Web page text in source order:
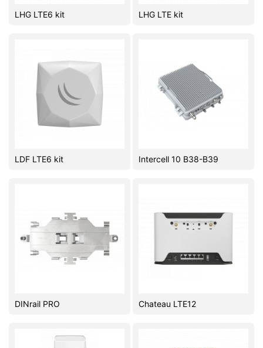
Комплектующие ПК
LHG LTE6 kit LHG LTE kit
LDF LTE6 kit Intercell 10 B38-B39
DINrail PRO Chateau LTE12